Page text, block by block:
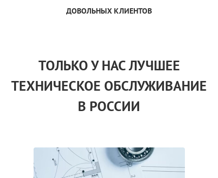
ДОВОЛЬНЫХ КЛИЕНТОВ
ТОЛЬКОУ НАСЛУЧШЕЕ
ТЕХНИЧЕСКОЕ ОБСЛУЖИВАНИЕ
В РОССИИ